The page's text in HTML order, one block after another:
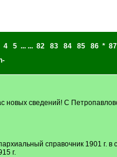
4 5 ... ... 82 83 84 85 86 * 87
новых сведений! С
справочник 1901 г. в
г.